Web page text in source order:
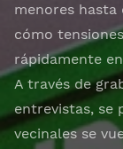
menores hasta
cómo
rápidamente
A través de
entrevistas, se
vecinales se